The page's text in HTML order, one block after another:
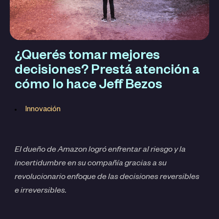
¿Querés tomar mejores
decisiones? Prestá atención a
cómo lo hace Jeff Bezos
Innovación
El dueño de Amazon logró enfrentar al riesgo y la
incertidumbre en su compañía gracias a su
revolucionario enfoque de las decisiones reversibles
e irreversibles.